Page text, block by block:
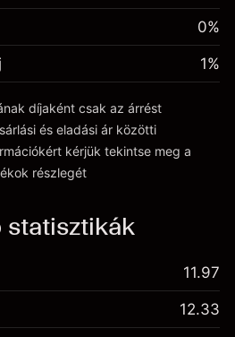
~$5,000.00
pénz ~
0%
és jutalékokrészlegét
1%
díjaként csak az árrést
és eladási ár közötti
kérjük tekintse meg a
részlegét
statisztikák
11.97
12.33